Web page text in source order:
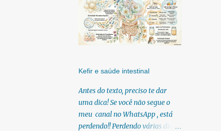
Kefir e saúde intestinal
Antes do texto, preciso te dar
uma dica! Se você não segue o
meu canal no WhatsApp , está
perdendo!! Perdendo várias dicas,